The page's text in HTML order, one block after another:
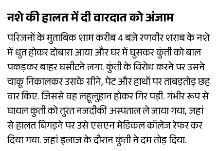
नशे की हालत में दी वारदात को अंजाम
परिजनों के मुताबिक शाम करीब 4 बजे रणवीर शराब के नशे
में धुत होकर दोबारा आया और घर में घुसकर कुंती को बाल
पकड़कर बाहर घसीटने लगा. कुंती के विरोध करने पर उसने
चाकू निकालकर उसके सीने, पेट और हाथों पर ताबड़तोड़ छह
वार किए. जिससे वह लहूलुहान होकर गिर पड़ी. गंभीर रूप से
घायल कुंती को तुरंत नजदीकी अस्पताल ले जाया गया, जहां
से हालत बिगड़ने पर उसे एसएन मेडिकल कॉलेज रेफर कर
दिया गया. जहां इलाज के दौरान कुंती ने दम तोड़ दिया.